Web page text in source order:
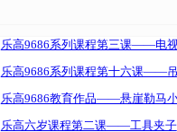
乐高9686系列课程第三课——电
乐高9686系列课程第十六课——
乐高9686教育作品——悬崖勒马
乐高六岁课程第二课——工具夹子